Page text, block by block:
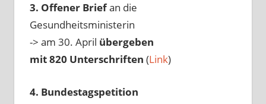
3. Offener Briefan die
Gesundheitsministerin
-> am 30. April übergeben
mit 820 Unterschriften (Link)
4. Bundestagspetition